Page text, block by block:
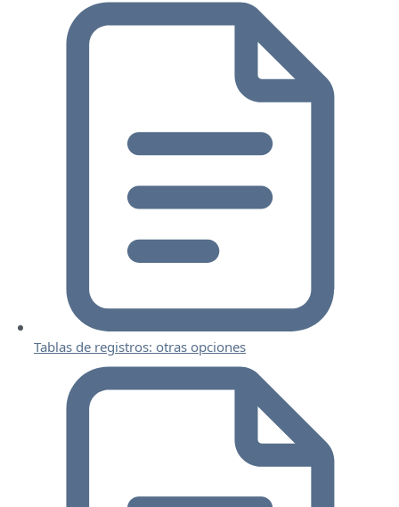
Tablas de registros: otras opciones